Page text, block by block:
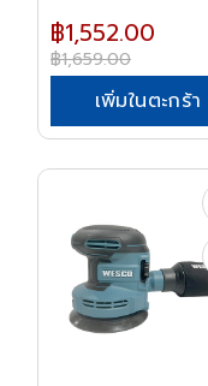
฿1,552.00
฿1,659.00
เพิ่มในตะกร้า